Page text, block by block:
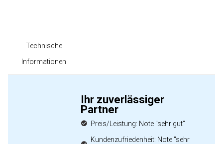
Technische
Informationen
Ihr zuverlässiger
Partner
Preis/Leistung: Note "sehr gut"
Kundenzufriedenheit: Note "sehr